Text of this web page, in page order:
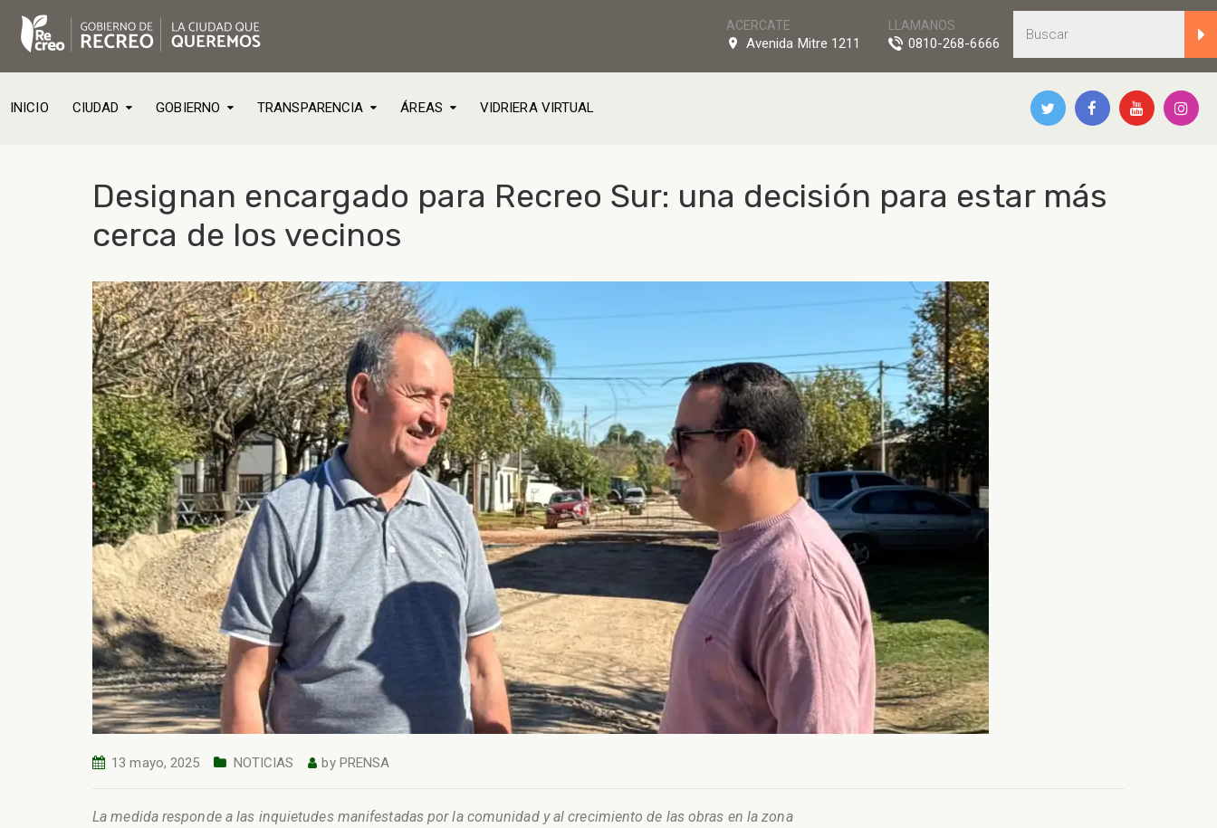
LLAMANOS
0810-268-6666
ACERCATE
Avenida Mitre 1211
INICIO CIUDAD GOBIERNO TRANSPARENCIA ÁREAS VIDRIERA VIRTUAL
Designan encargado para Recreo Sur: una decisión para estar más
cerca de los vecinos
13 mayo, 2025 NOTICIAS by PRENSA
La medida responde a las inquietudes manifestadas por la comunidad y al crecimiento de las obras en la zona